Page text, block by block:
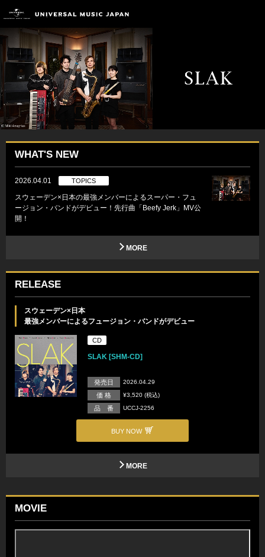
WHAT'S NEW
2026.04.01 TOPICS
スウェーデン×日本の最強メンバーによるスーパー・フュ
ージョン・バンドがデビュー！先行曲「Beefy Jerk」MV公
開！
MORE
RELEASE
スウェーデン×日本
最強メンバーによるフュージョン・バンドがデビュー
CD
SLAK [SHM-CD]
発売日 2026.04.29
価 格 ¥3,520 (税込)
品 番 UCCJ-2256
BUY NOW
MORE
MOVIE